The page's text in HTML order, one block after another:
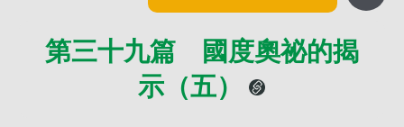
第三十九篇 國度奧祕的揭
示（五）